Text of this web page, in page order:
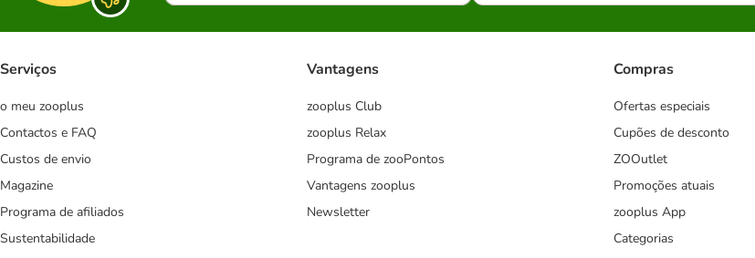
Serviços
o meu zooplus
Contactos e FAQ
Custos de envio
Magazine
Programa de afiliados
Sustentabilidade
Vantagens
zooplus Club
zooplus Relax
Programa de zooPontos
Vantagens zooplus
Newsletter
Compras
Ofertas especiais
Cupões de desconto
ZOOutlet
Promoções atuais
zooplus App
Categorias